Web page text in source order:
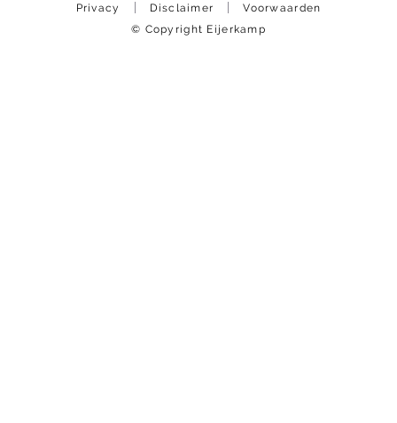
Privacy Disclaimer
Voorwaarden
© Copyright Eijerkamp